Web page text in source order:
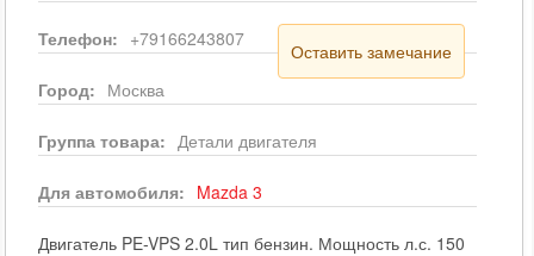
Телефон: +79166243807
Оставить замечание
Город: Москва
Группа товара: Детали двигателя
Для автомобиля: Mazda 3
Двигатель PE-VPS 2.0L тип бензин. Мощность л.с. 150